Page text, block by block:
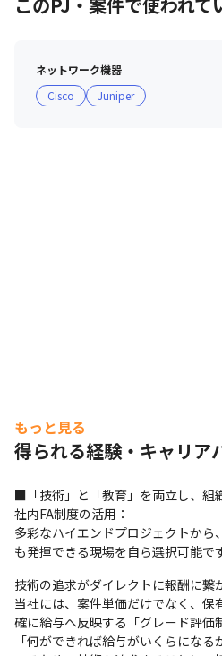
福利厚生を整備。平均残業時間
ト）の時間を確保することが可
ネットワーク機器
Cisco
Juniper
もっと見る
得られる経験・キャリア
■「技術」と「教育」を両立し、組
社内FA制度の活用：
多彩なハイエンドプロジェクトから
も発揮できる現場を自ら選択可能です
技術の追求がダイレクトに報酬に繋
当社には、案件単価だけでなく、保
確に給与へ反映する「グレード評価
「何ができれば給与がいくらにな